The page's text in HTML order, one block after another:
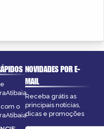
o
NOVIDADES POR E-
MAIL
Receba grátis as
principais notícias,
dicas e promoções